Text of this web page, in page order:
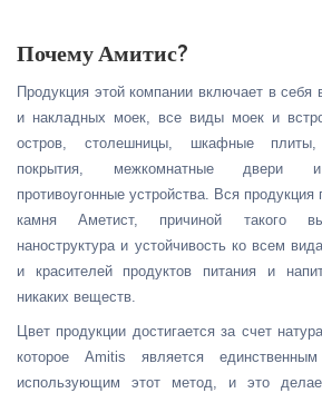
Почему Амитис?
Продукция этой компании включает в себя
и накладных моек, все виды моек и
остров, столешницы, шкафные плиты,
покрытия, межкомнатные двери и
противоугонные устройства. Вся продукция
камня Аметист, причиной такого
наноструктура и устойчивость ко всем
и красителей продуктов питания и
никаких веществ.
Цвет продукции достигается за счет
которое Amitis является
использующим этот метод, и это